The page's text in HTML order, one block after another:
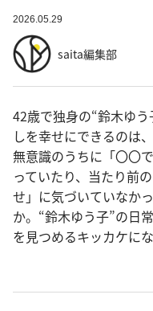
2026.05.29
saita編集部
42歳で独身の“鈴木ゆ
しを幸せにできるのは
無意識のうちに「〇〇
っていたり、当たり前
せ」に気づいていなか
か。“鈴木ゆう子”の日
を見つめるキッカケに